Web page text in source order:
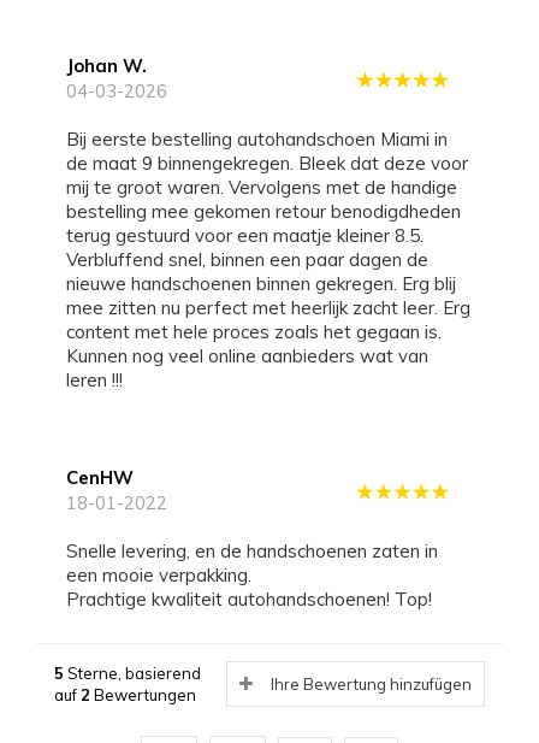
Johan W.
04-03-2026
Bij eerste bestelling autohandschoen Miami in
de maat 9 binnengekregen. Bleek dat deze voor
mij te groot waren. Vervolgens met de handige
bestelling mee gekomen retour benodigdheden
terug gestuurd voor een maatje kleiner 8.5.
Verbluffend snel, binnen een paar dagen de
nieuwe handschoenen binnen gekregen. Erg blij
mee zitten nu perfect met heerlijk zacht leer. Erg
content met hele proces zoals het gegaan is.
Kunnen nog veel online aanbieders wat van
leren !!!
CenHW
18-01-2022
Snelle levering, en de handschoenen zaten in
een mooie verpakking.
Prachtige kwaliteit autohandschoenen! Top!
5 Sterne, basierend
auf2 Bewertungen
Ihre Bewertung hinzufügen